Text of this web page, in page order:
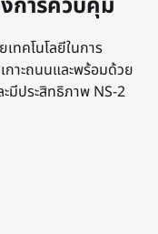
ทคโนโลยีในการ
าะถนนและพร้อมด้วย
มีประสิทธิภาพ NS-2